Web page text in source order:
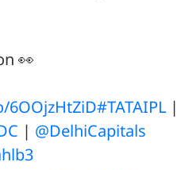
👀
6OOjzHtZiD#TATAIPL |
| @DelhiCapitals